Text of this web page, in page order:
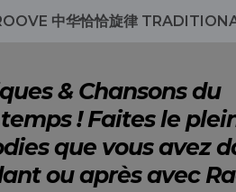
中华恰恰旋律
& Chansons du
! Faites le
que vous avez
ou après avec